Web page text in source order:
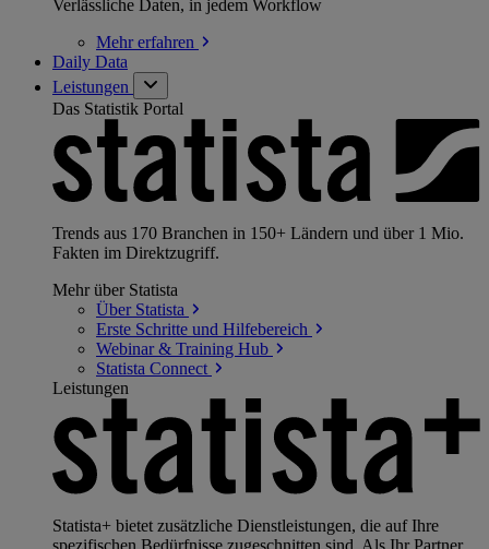
Verlässliche Daten, in jedem Workflow
Mehrerfahren
Daily Data
Leistungen
Das Statistik Portal
Trends aus 170 Branchen in 150+ Ländern und über 1 Mio.
Fakten im Direktzugriff.
Mehr über Statista
Über Statista
Erste Schritte und Hilfebereich
Webinar & Training Hub
Statista Connect
Leistungen
Statista+ bietet zusätzliche Dienstleistungen, die auf Ihre
spezifischen Bedürfnisse zugeschnitten sind. Als Ihr Partner